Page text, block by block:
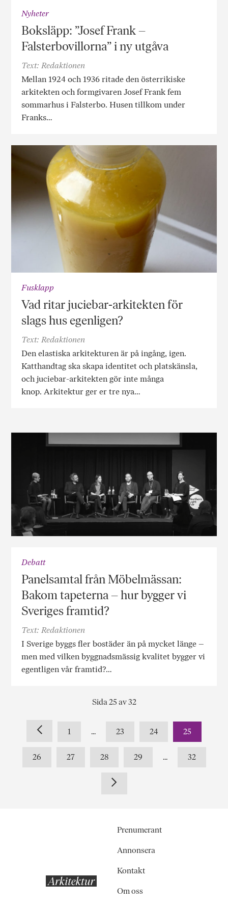
Nyheter
Boksläpp: ”Josef Frank –
Falsterbovillorna” i ny utgåva
Text: Redaktionen
Mellan 1924 och 1936 ritade den österrikiske
arkitekten och formgivaren Josef Frank fem
sommarhus i Falsterbo. Husen tillkom under
Franks…
Fusklapp
Vad ritar juciebar-arkitekten för
slags hus egenligen?
Text: Redaktionen
Den elastiska arkitekturen är på ingång, igen.
Katthandtag ska skapa identitet och platskänsla,
och juciebar-arkitekten gör inte många
knop. Arkitektur ger er tre nya…
Debatt
Panelsamtal från Möbelmässan:
Bakom tapeterna – hur bygger vi
Sveriges framtid?
Text: Redaktionen
I Sverige byggs fler bostäder än på mycket länge –
men med vilken byggnadsmässig kvalitet bygger vi
egentligen vår framtid?…
Sida 25 av 32
1 ... 23 24 25
26 27 28 29 ... 32
Prenumerant
Annonsera
Kontakt
Om oss